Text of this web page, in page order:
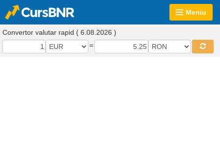
Meniu
Convertor valutar rapid ( 6.08.2026 )
=